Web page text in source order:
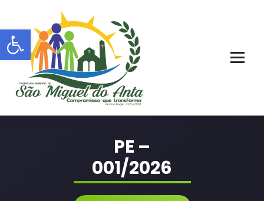
Barra de Ferramentas Aberta
o
conteúdo
PE –
001/2026